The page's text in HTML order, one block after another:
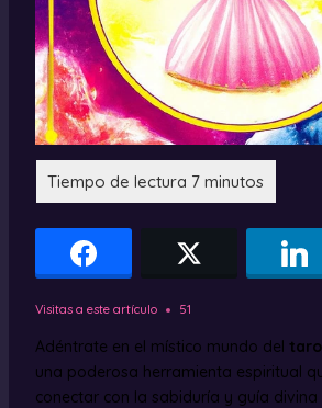
Visitas a este artículo 51
Adéntrate en el místico mundo del
una poderosa herramienta espiritual
conectar con la sabiduría y guía divina